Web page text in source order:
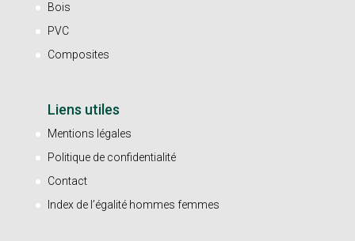
Bois
PVC
Composites
Liens utiles
Mentions légales
Politique de confidentialité
Contact
Index de l’égalité hommes femmes